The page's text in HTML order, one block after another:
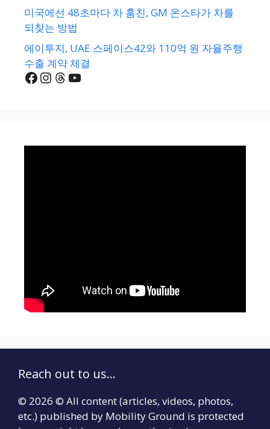
미국에선 48초마다 차 훔친, GM 온스타가 차를
되찾는 방법
에이투지, UAE 스페이스42와 110억 원 자율주행
수출 계약 체결
Facebook
Instagram
Threads
YouTube
Reach out to us...
© 2026 © All content (articles, videos, photos,
etc.) published by Mobility Ground is protected